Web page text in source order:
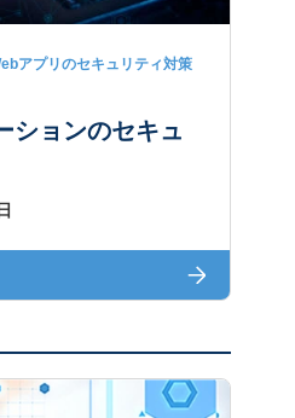
アプリのセキュリティ対策
ションのセキュ